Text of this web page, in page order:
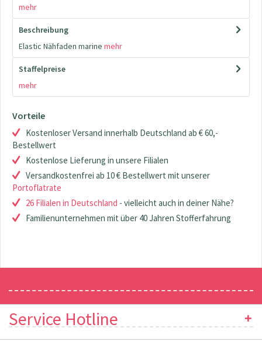
mehr
Beschreibung
Elastic Nähfaden marine mehr
Staffelpreise
mehr
Vorteile
Kostenloser Versand innerhalb Deutschland ab € 60,-
Bestellwert
Kostenlose Lieferung in unsere Filialen
Versandkostenfrei ab 10 € Bestellwert mit unserer
Portoflatrate
26 Filialen in Deutschland - vielleicht auch in deiner Nähe?
Familienunternehmen mit über 40 Jahren Stofferfahrung
Service Hotline